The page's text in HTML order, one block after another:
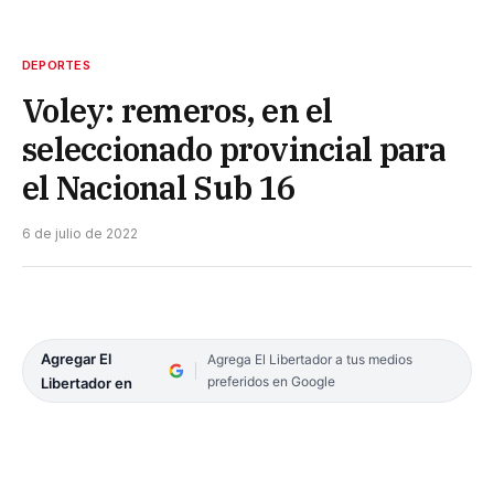
DEPORTES
Voley: remeros, en el
seleccionado provincial para
el Nacional Sub 16
6 de julio de 2022
Agregar El
Libertador en
Agrega El Libertador a tus medios
preferidos en Google